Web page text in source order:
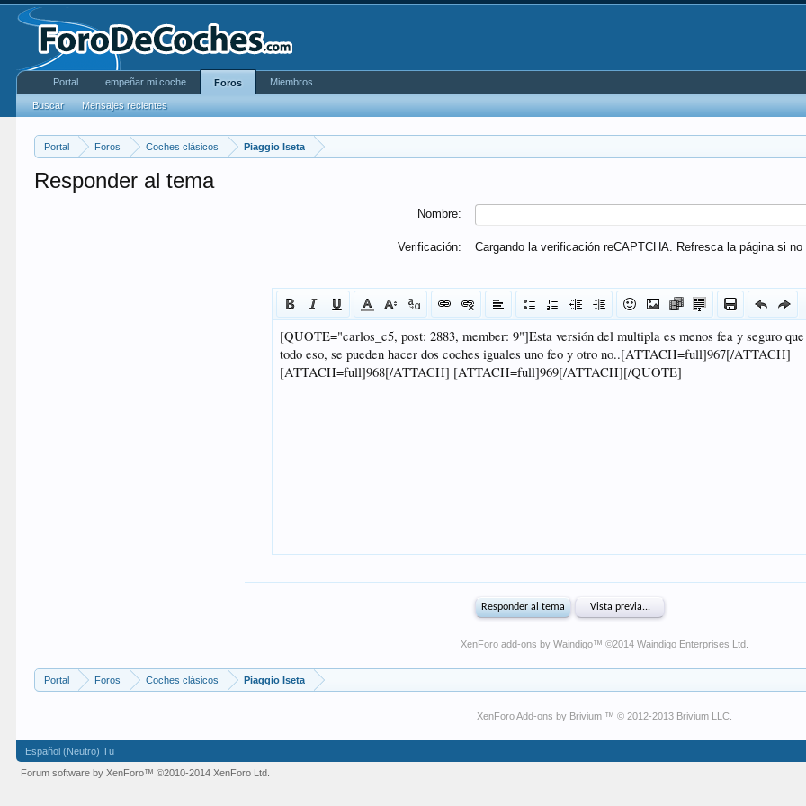
Portal Foros Coches clásicos Piaggio Iseta
Responder al tema
Nombre:
Verificación: Cargando la verificación reCAPTCHA. Refresca la página si no
XenForo add-ons by Waindigo™ ©2014 Waindigo Enterprises Ltd
Portal Foros Coches clásicos Piaggio Iseta
XenForo Add-ons by Brivium ™ © 2012-2013 Brivium LLC.
Portal empeñar mi coche Foros
Buscar Mensajes recientes
Miembros
Español (Neutro) Tu
Forum software by XenForo™©2010-2014 XenForo Ltd.